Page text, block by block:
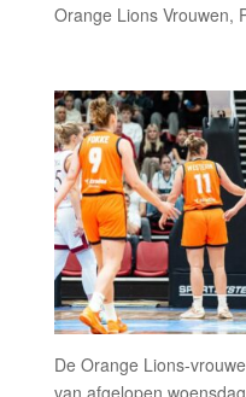
Orange Lions Vrouwen,
De Orange Lions-
van afgelopen